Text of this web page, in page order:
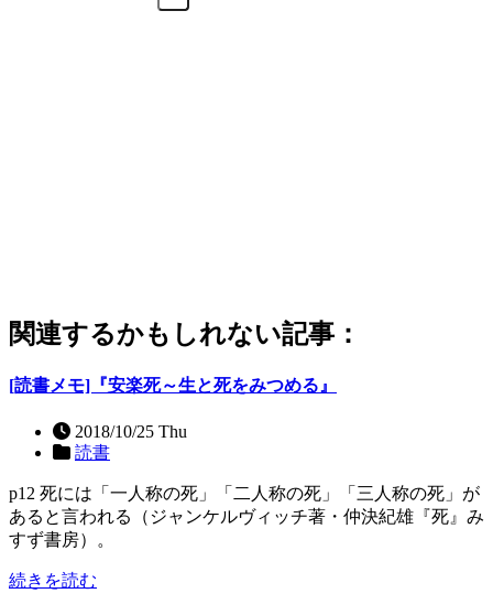
関連するかもしれない記事：
[読書メモ]『安楽死～生と死をみつめる』
2018/10/25 Thu
読書
p12 死には「一人称の死」「二人称の死」「三人称の死」が
あると言われる（ジャンケルヴィッチ著・仲決紀雄『死』み
すず書房）。
続きを読む